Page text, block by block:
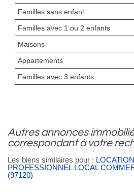
Familles sans enfant
Familles avec 1 ou 2 enfants
Maisons
Appartements
Familles avec 3 enfants
autres annonces immobilières
correspondant à votre
Les biens similaires pour :
PROFESSIONNEL LOCAL
(97120)